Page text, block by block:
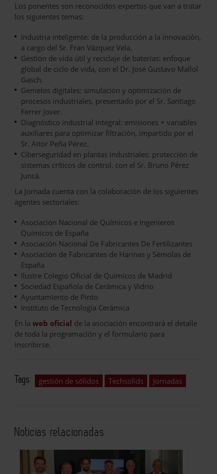
Los ponentes son reconocidos expertos que van a tratar
los siguientes temas:
Industria inteligente: de la producción a la innovación,
a cargo del Sr. Fran Vázquez Vela.
Gestión de vida útil y reciclaje de baterías: enfoque
global de ciclo de vida, con el Dr. José Gustavo Mallol
Gasch.
Gemelos digitales: simulación y optimización de
procesos industriales, presentado por el Sr. Santiago
Ferrer Jover.
Diagnóstico industrial integral: emisiones + variables
auxiliares para optimizar filtración, impartido por el
Sr. Aitor Peña Pérez.
Ciberseguridad en plantas industriales: protección de
sistemas críticos de control, con el Sr. Bruno Pérez
Juncà.
La Jornada cuenta con la colaboración de los siguientes
agentes sectoriales:
Asociación Nacional de Químicos e Ingenieros
Químicos de España
Asociación Nacional De Fabricantes De Fertilizantes
Asociación de Fabricantes de Harinas y Sémolas de
España
Ilustre Colegio Oficial de Químicos de Madrid
Sociedad Española de Cerámica y Vidrio
Ayuntamiento de Pinto
Instituto de Tecnología Cerámica
En la web oficial de la asociación encontrará el detalle
de toda la programación y el formulario para
inscribirse.
Tags: gestión de sólidos Techsolids Jornadas
Noticias relacionadas